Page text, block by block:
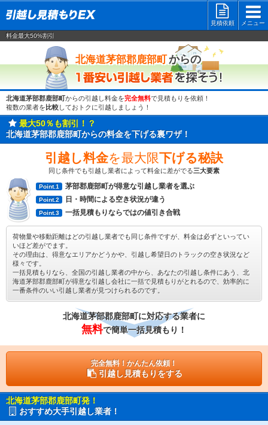
見積依頼
メニュー
料金最大50%割引
北海道茅部郡鹿部町からの
北海道茅部郡鹿部町からの引越し料金を完全無料で見積もりを依頼！
複数の業者を 比較しておトクに引越しましょう！
最大50％も割引！？
北海道茅部郡鹿部町からの料金を下げる裏ワザ！
引越し料金を最大限下げる秘訣
同じ条件でも引越し業者によって料金に差がでる三大要素
Point.1 茅部郡鹿部町が得意な引越し業者を選ぶ
Point.2 日・時間による空き状況が違う
Point.3 一括見積もりならではの値引き合戦
荷物量や移動距離はどの引越し業者でも同じ条件ですが、料金は必ずといってい
いほど差がでます。
その理由は、得意なエリアかどうかや、引越し希望日のトラックの空き状況など
様々です。
一括見積もりなら、全国の引越し業者の中から、あなたの引越し条件にあう、北
海道茅部郡鹿部町が得意な引越し会社に一括で見積もりがとれるので、効率的に
一番条件のいい引越し業者が見つけられるのです。
北海道茅部郡鹿部町に対応する業者に
無料で簡単一括見積もり！
完全無料！かんたん依頼！
引越し見積もりをする
北海道茅部郡鹿部町発！
おすすめ大手引越し業者！